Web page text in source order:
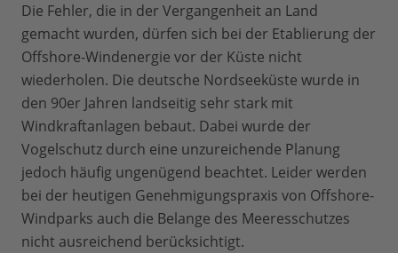
Die Fehler, die in der Vergangenheit an Land
gemacht wurden, dürfen sich bei der Etablierung der
Offshore-Windenergie vor der Küste nicht
wiederholen. Die deutsche Nordseeküste wurde in
den 90er Jahren landseitig sehr stark mit
Windkraftanlagen bebaut. Dabei wurde der
Vogelschutz durch eine unzureichende Planung
jedoch häufig ungenügend beachtet. Leider werden
bei der heutigen Genehmigungspraxis von Offshore-
Windparks auch die Belange des Meeresschutzes
nicht ausreichend berücksichtigt.